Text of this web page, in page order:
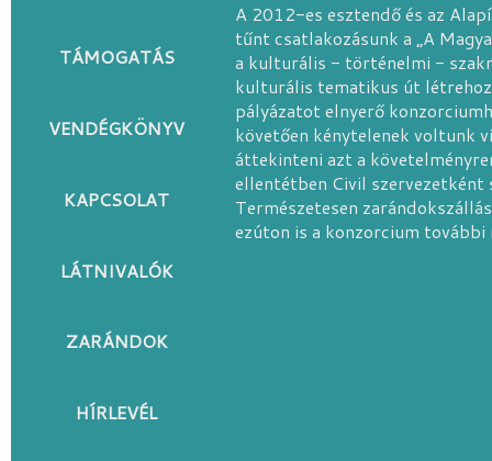
A 2012-es esztendő és az
tűnt csatlakozásunk a „A
a kulturális - történelmi -
kulturális tematikus út
pályázatot elnyerő
követően kénytelenek voltunk
áttekinteni azt a
ellentétben Civil
Természetesen
ezúton is a konzorcium további
TÁMOGATÁS
VENDÉGKÖNYV
KAPCSOLAT
LÁTNIVALÓK
ZARÁNDOK
HÍRLEVÉL